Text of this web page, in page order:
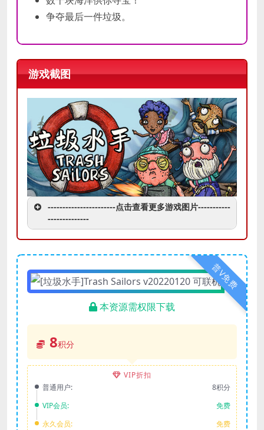
争夺最后一件垃圾。
游戏截图
-----------------------点击查看更多游戏图片-----------
--------------
普V免费
本资源需权限下载
8积分
VIP折扣
普通用户:
8积分
VIP会员:
免费
永久会员:
免费